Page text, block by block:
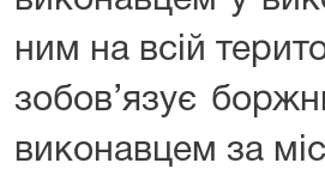
ним на всій
зобов’язує
виконавцем за